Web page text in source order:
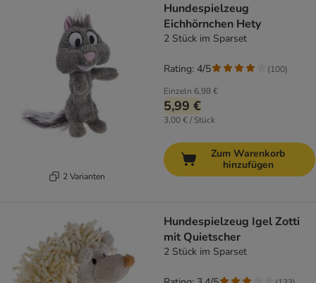
2 Varianten
Hundespielzeug
Eichhörnchen Hety
2 Stück im Sparset
Einzeln 6,98 €
5,99 €
3,00 € / Stück
Rating: 4/5 (100)
Zum Warenkorb
hinzufügen
Hundespielzeug Igel Zotti
mit Quietscher
2 Stück im Sparset